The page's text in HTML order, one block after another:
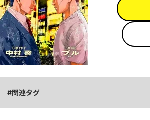
関連タグ